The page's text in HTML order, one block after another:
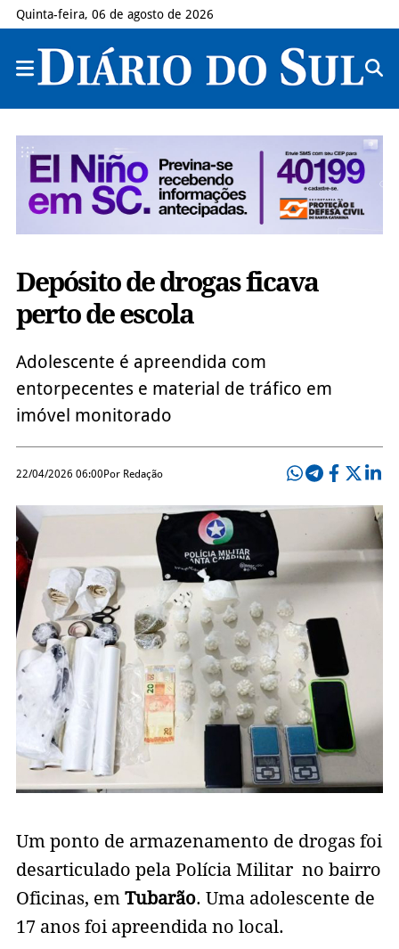
Quinta-feira, 06 de agosto de 2026
Depósito de drogas ficava
perto de escola
Adolescente é apreendida com
entorpecentes e material de tráfico em
imóvel monitorado
22/04/2026 06:00Por Redação
Um ponto de armazenamento de drogas foi
desarticulado pela Polícia Militar no bairro
Oficinas, em Tubarão. Uma adolescente de
17 anos foi apreendida no local.